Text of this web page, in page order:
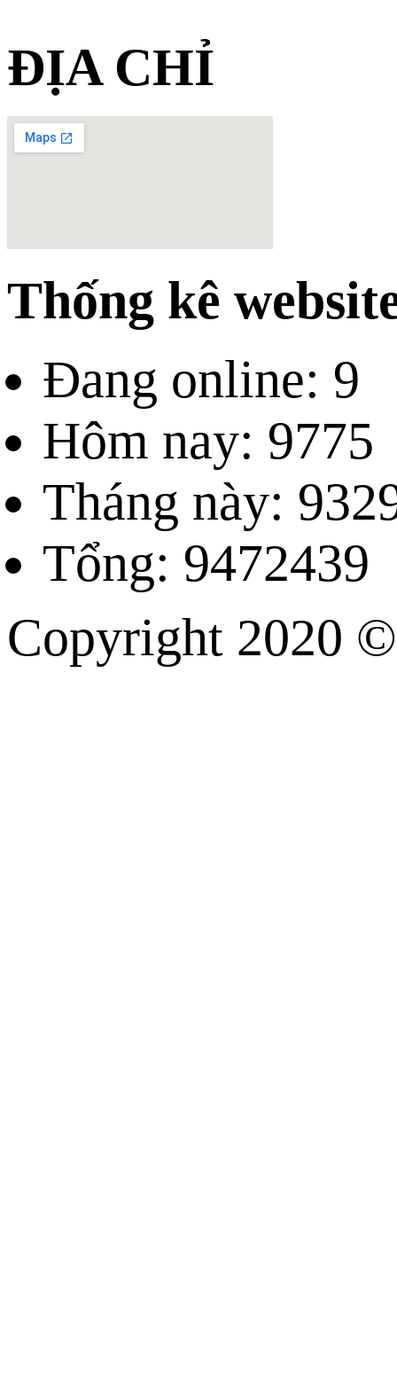
ĐỊA CHỈ
Thống kê
Đang online: 9
Hôm nay: 9775
Tháng này:
Tổng: 9472439
Copyright 2020